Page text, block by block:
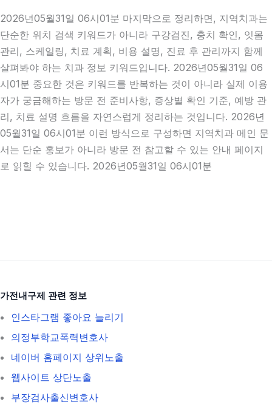
2026년05월31일 06시01분 마지막으로 정리하면, 지역치과는
단순한 위치 검색 키워드가 아니라 구강검진, 충치 확인, 잇몸
관리, 스케일링, 치료 계획, 비용 설명, 진료 후 관리까지 함께
살펴봐야 하는 치과 정보 키워드입니다. 2026년05월31일 06
시01분 중요한 것은 키워드를 반복하는 것이 아니라 실제 이용
자가 궁금해하는 방문 전 준비사항, 증상별 확인 기준, 예방 관
리, 치료 설명 흐름을 자연스럽게 정리하는 것입니다. 2026년
05월31일 06시01분 이런 방식으로 구성하면 지역치과 메인 문
서는 단순 홍보가 아니라 방문 전 참고할 수 있는 안내 페이지
로 읽힐 수 있습니다. 2026년05월31일 06시01분
가전내구제 관련 정보
인스타그램 좋아요 늘리기
의정부학교폭력변호사
네이버 홈페이지 상위노출
웹사이트 상단노출
부장검사출신변호사